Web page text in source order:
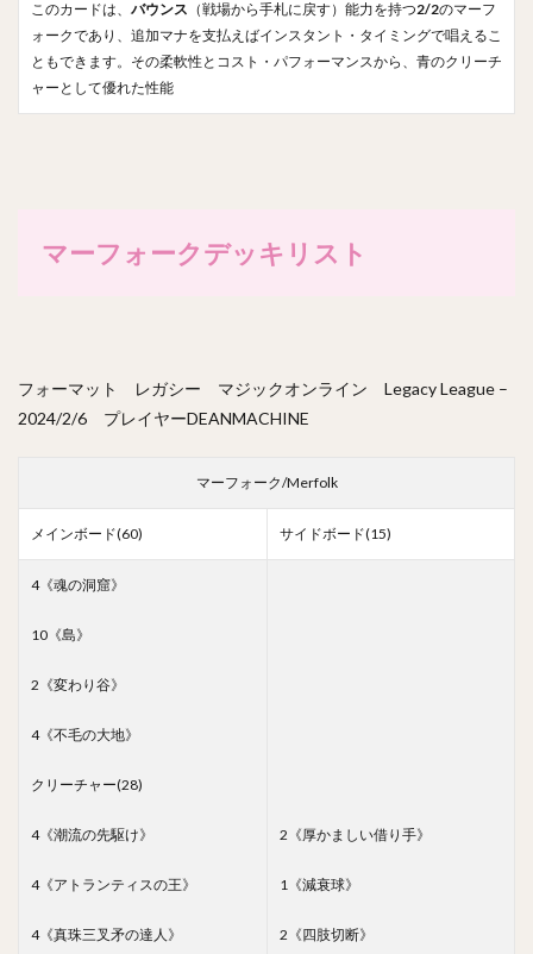
このカードは、 バウンス （戦場から手札に戻す）能力を持つ2/2のマーフ
ォークであり、追加マナを支払えばインスタント・タイミングで唱えるこ
ともできます。その柔軟性とコスト・パフォーマンスから、青のクリーチ
ャーとして優れた性能
マーフォークデッキリスト
フォーマット レガシー マジックオンライン Legacy League –
2024/2/6 プレイヤーDEANMACHINE
マーフォーク/Merfolk
メインボード(60) サイドボード(15)
4《魂の洞窟》
10《島》
2《変わり谷》
4《不毛の大地》
クリーチャー(28)
4《潮流の先駆け》
4《アトランティスの王》
4《真珠三叉矛の達人》
2《厚かましい借り手》
1《減衰球》
2《四肢切断》